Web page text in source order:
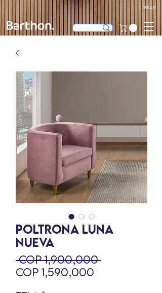
Ingresar
POLTRONA LUNA
NUEVA
COP 1,900,000 Precio
COP 1,590,000